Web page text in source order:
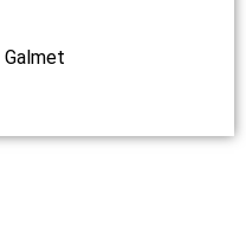
Galmet